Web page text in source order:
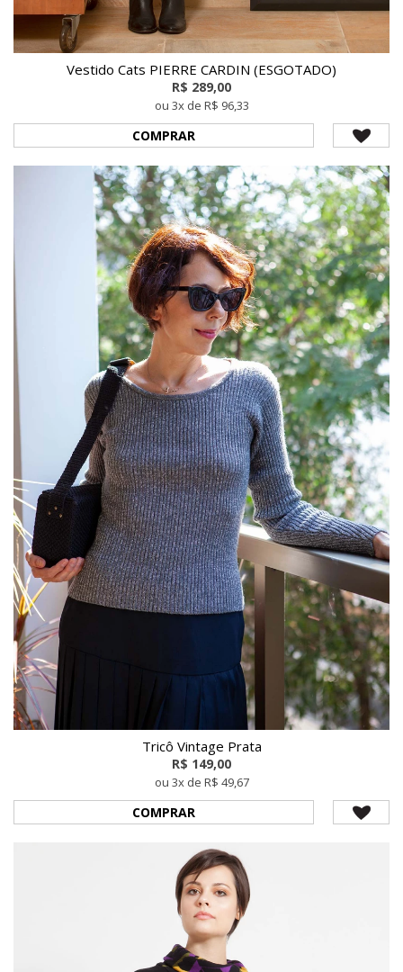
Vestido Cats PIERRE CARDIN (ESGOTADO)
R$ 289,00
ou 3x de R$ 96,33
COMPRAR
Tricô Vintage Prata
R$ 149,00
ou 3x de R$ 49,67
COMPRAR